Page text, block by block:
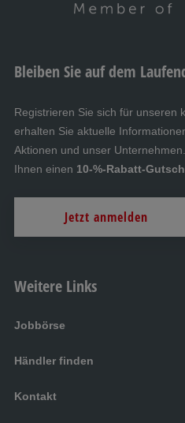
Weitere Links
Jobbörse
Händler finden
Kontakt
Bleiben Sie auf dem
Registrieren Sie sich für unseren
erhalten Sie aktuelle
Aktionen und unser
Ihnen einen 10-%-Rabatt-
Jetzt anmelden